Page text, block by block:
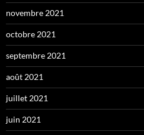
novembre 2021
octobre 2021
septembre 2021
août 2021
juillet 2021
juin 2021